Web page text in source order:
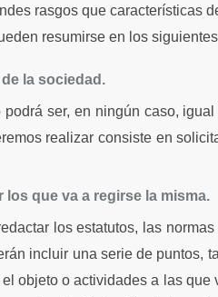
rasgos que características
resumirse en los
la sociedad.
podrá ser, en ningún caso,
realizar consiste en
que va a regirse la misma.
los estatutos, las
incluir una serie de puntos,
objeto o actividades a las